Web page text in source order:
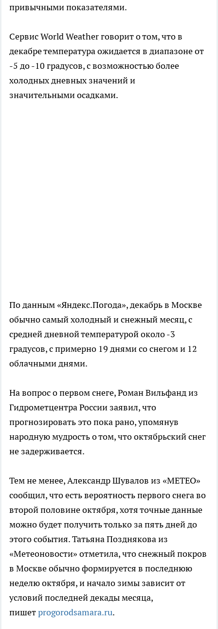
привычными показателями.
Сервис World Weather говорит о том, что в
декабре температура ожидается в диапазоне от
-5 до -10 градусов, с возможностью более
холодных дневных значений и
значительными осадками.
По данным «Яндекс.Погода», декабрь в Москве
обычно самый холодный и снежный месяц, с
средней дневной температурой около -3
градусов, с примерно 19 днями со снегом и 12
облачными днями.
На вопрос о первом снеге, Роман Вильфанд из
Гидрометцентра России заявил, что
прогнозировать это пока рано, упомянув
народную мудрость о том, что октябрьский снег
не задерживается.
Тем не менее, Александр Шувалов из «METEO»
сообщил, что есть вероятность первого снега во
второй половине октября, хотя точные данные
можно будет получить только за пять дней до
этого события. Татьяна Позднякова из
«Метеоновости» отметила, что снежный покров
в Москве обычно формируется в последнюю
неделю октября, и начало зимы зависит от
условий последней декады месяца,
пишетprogorodsamara.ru.